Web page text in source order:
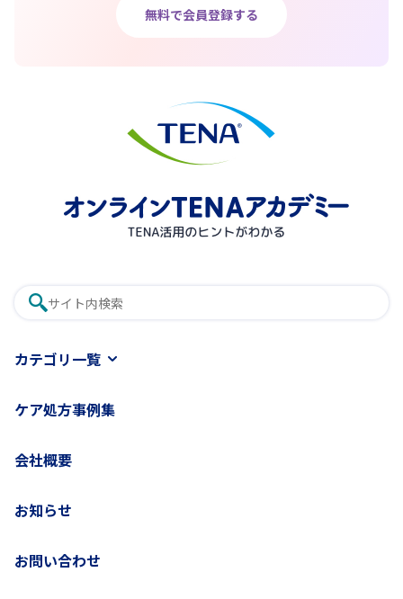
無料で会員登録する
カテゴリ一覧
ケア処方事例集
会社概要
お知らせ
お問い合わせ